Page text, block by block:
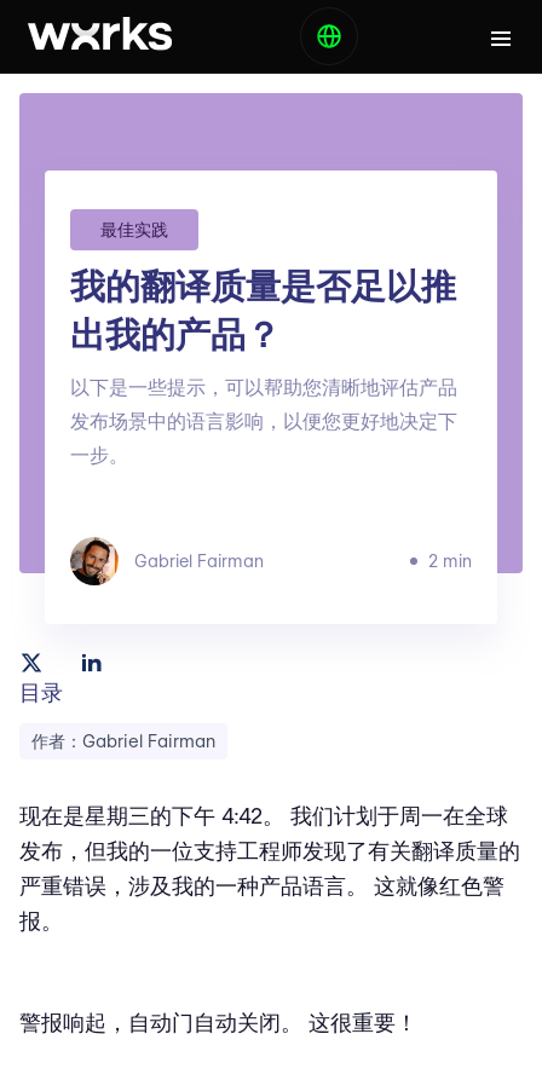
最佳实践
我的翻译质量是否足以推
出我的产品？
以下是一些提示，可以帮助您清晰地评估产品
发布场景中的语言影响，以便您更好地决定下
一步。
Gabriel Fairman 2 min
目录
作者：Gabriel Fairman
现在是星期三的下午 4:42。 我们计划于周一在全球
发布，但我的一位支持工程师发现了有关翻译质量的
严重错误，涉及我的一种产品语言。 这就像红色警
报。
警报响起，自动门自动关闭。 这很重要！